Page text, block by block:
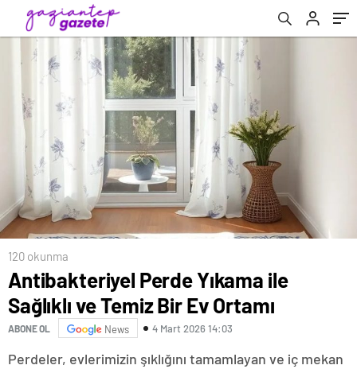
120 okunma
Antibakteriyel Perde Yıkama ile
Sağlıklı ve Temiz Bir Ev Ortamı
ABONE OL News 4 Mart 2026 14:03
Perdeler, evlerimizin şıklığını tamamlayan ve iç mekan